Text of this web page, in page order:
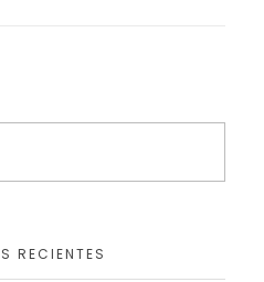
RECIENTES